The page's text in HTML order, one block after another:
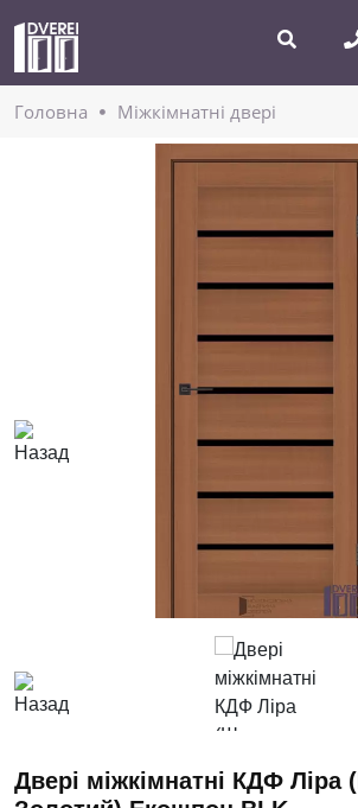
Головнa Міжкімнатні двері
Двері міжкімнатні КДФ